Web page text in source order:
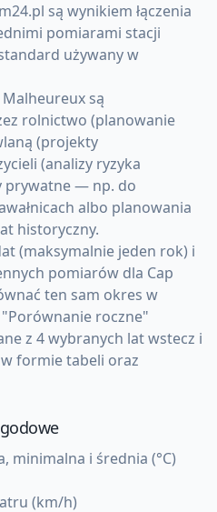
są wynikiem łączenia
pomiarami stacji
używany w
są
rolnictwo (planowanie
(projekty
(analizy ryzyka
prywatne — np. do
albo planowania
historyczny.
(maksymalnie jeden rok) i
pomiarów dla Cap
ten sam okres w
roczne"
z 4 wybranych lat wstecz i
formie tabeli oraz
minimalna i średnia (°C)
(km/h)